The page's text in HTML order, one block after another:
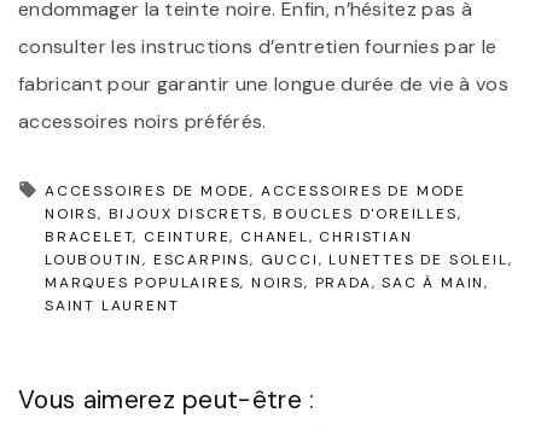
endommager la teinte noire. Enfin, n’hésitez pas à
consulter les instructions d’entretien fournies par le
fabricant pour garantir une longue durée de vie à vos
accessoires noirs préférés.
ACCESSOIRES DE MODE ACCESSOIRES DE MODE
NOIRS
BIJOUX DISCRETS
BOUCLES D'OREILLES
BRACELET CEINTURE CHANEL
CHRISTIAN
LOUBOUTIN ESCARPINS GUCCI
LUNETTES DE SOLEIL
MARQUES POPULAIRES NOIRS PRADA
SAC À MAIN
SAINT LAURENT
Vous aimerez peut-être :